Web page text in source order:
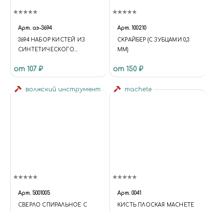
Арт. аэ-3694
3694 НАБОР КИСТЕЙ ИЗ
СИНТЕТИЧЕСКОГО
(№ 1, 2, 3, 4, 5, 6)
от 107 ₽
Арт. 100210
СКРАЙБЕР (С ЗУБЦАМИ 0,3
ММ)
от 150 ₽
волжский инструмент
Арт. 5001005
СВЕРЛО СПИРАЛЬНОЕ С
machete
Арт. 0041
КИСТЬ ПЛОСКАЯ MACHETE